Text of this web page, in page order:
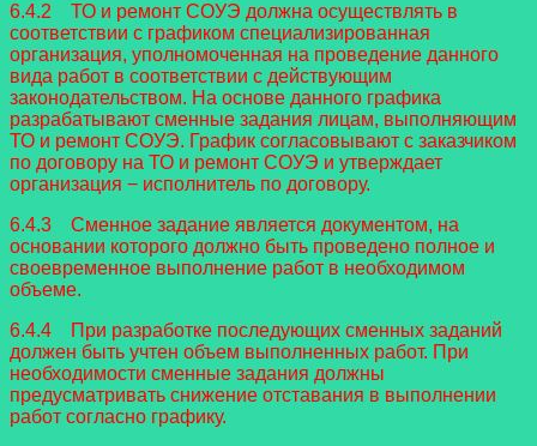
6.4.2 ТО и ремонт СОУЭ должна осуществлять в
соответствии с графиком специализированная
организация, уполномоченная на проведение данного
вида работ в соответствии с действующим
законодательством. На основе данного графика
разрабатывают сменные задания лицам, выполняющим
ТО и ремонт СОУЭ. График согласовывают с заказчиком
по договору на ТО и ремонт СОУЭ и утверждает
организация − исполнитель по договору.
6.4.3 Сменное задание является документом, на
основании которого должно быть проведено полное и
своевременное выполнение работ в необходимом
объеме.
6.4.4 При разработке последующих сменных заданий
должен быть учтен объем выполненных работ. При
необходимости сменные задания должны
предусматривать снижение отставания в выполнении
работ согласно графику.